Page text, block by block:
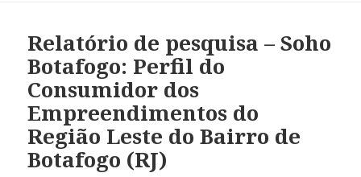
Relatório de pesquisa – Soho
Botafogo: Perfil do
Consumidor dos
Empreendimentos do
Região Leste do Bairro de
Botafogo (RJ)